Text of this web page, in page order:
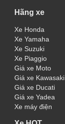
Hãng xe
Xe Honda
Xe Yamaha
Xe Suzuki
Xe Piaggio
Giá xe Moto
Giá xe Kawasaki
Giá xe Ducati
Giá xe Yadea
Xe máy điện